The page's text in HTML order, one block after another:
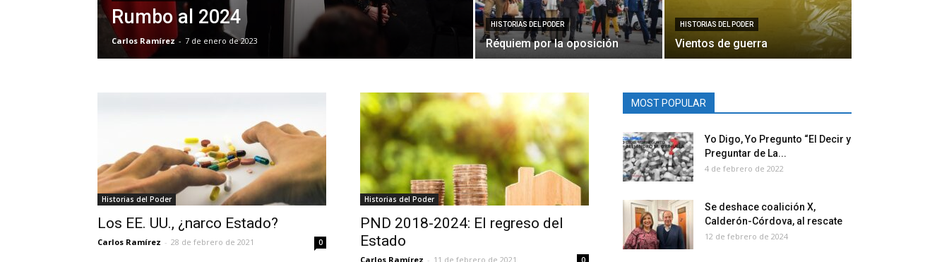
Rumbo al 2024
Carlos Ramírez - 7 de enero de 2023
HISTORIAS DEL PODER
Réquiem por la oposición
HISTORIAS DEL PODER
Vientos de guerra
Historias del Poder
Los EE. UU., ¿narco Estado?
Carlos Ramírez - 28 de febrero de 2021 0
Historias del Poder
PND 2018-2024: El regreso del
Estado
Carlos Ramírez - 11 de febrero de 2021
MOST POPULAR
Yo Digo, Yo Pregunto “El Decir y
Preguntar de La...
4 de febrero de 2022
Se deshace coalición X,
Calderón-Córdova, al rescate
12 de febrero de 2024